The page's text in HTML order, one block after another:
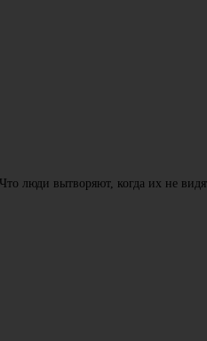
люди вытворяют, когда их не